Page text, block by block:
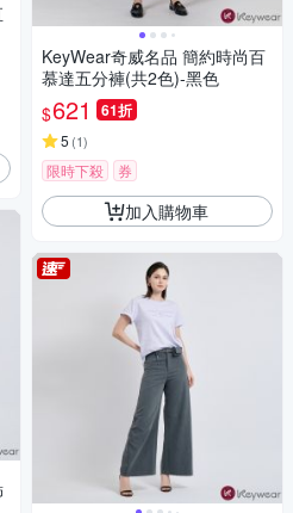
KeyWear奇威名品 簡約時尚百
慕達五分褲(共2色)-黑色
$621 61折
5 (1)
限時下殺 券
加入購物車